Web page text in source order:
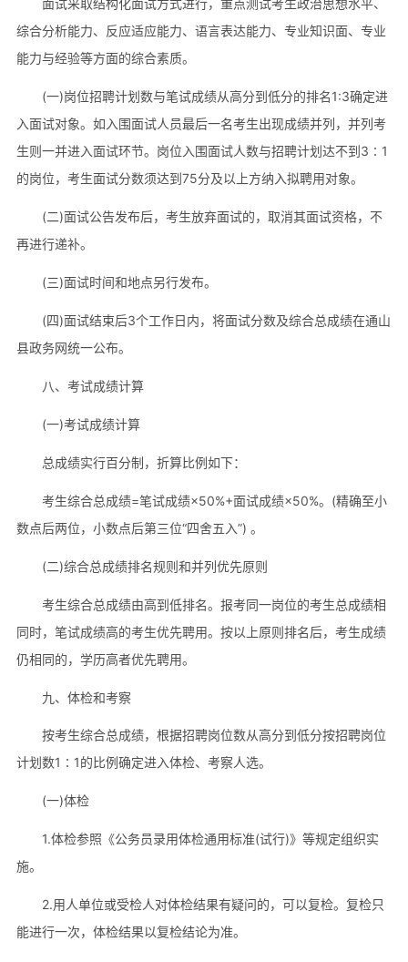
面试采取结构化面试方式进行，重点测试考生政治思想水平、
综合分析能力、反应适应能力、语言表达能力、专业知识面、专业
能力与经验等方面的综合素质。
(一)岗位招聘计划数与笔试成绩从高分到低分的排名1:3确定进
入面试对象。如入围面试人员最后一名考生出现成绩并列，并列考
生则一并进入面试环节。岗位入围面试人数与招聘计划达不到3∶1
的岗位，考生面试分数须达到75分及以上方纳入拟聘用对象。
(二)面试公告发布后，考生放弃面试的，取消其面试资格，不
再进行递补。
(三)面试时间和地点另行发布。
(四)面试结束后3个工作日内，将面试分数及综合总成绩在通山
县政务网统一公布。
八、考试成绩计算
(一)考试成绩计算
总成绩实行百分制，折算比例如下：
考生综合总成绩=笔试成绩×50%+面试成绩×50%。(精确至小
数点后两位，小数点后第三位“四舍五入”) 。
(二)综合总成绩排名规则和并列优先原则
考生综合总成绩由高到低排名。报考同一岗位的考生总成绩相
同时，笔试成绩高的考生优先聘用。按以上原则排名后，考生成绩
仍相同的，学历高者优先聘用。
九、体检和考察
按考生综合总成绩，根据招聘岗位数从高分到低分按招聘岗位
计划数1∶1的比例确定进入体检、考察人选。
(一)体检
1.体检参照《公务员录用体检通用标准(试行)》等规定组织实
施。
2.用人单位或受检人对体检结果有疑问的，可以复检。复检只
能进行一次，体检结果以复检结论为准。